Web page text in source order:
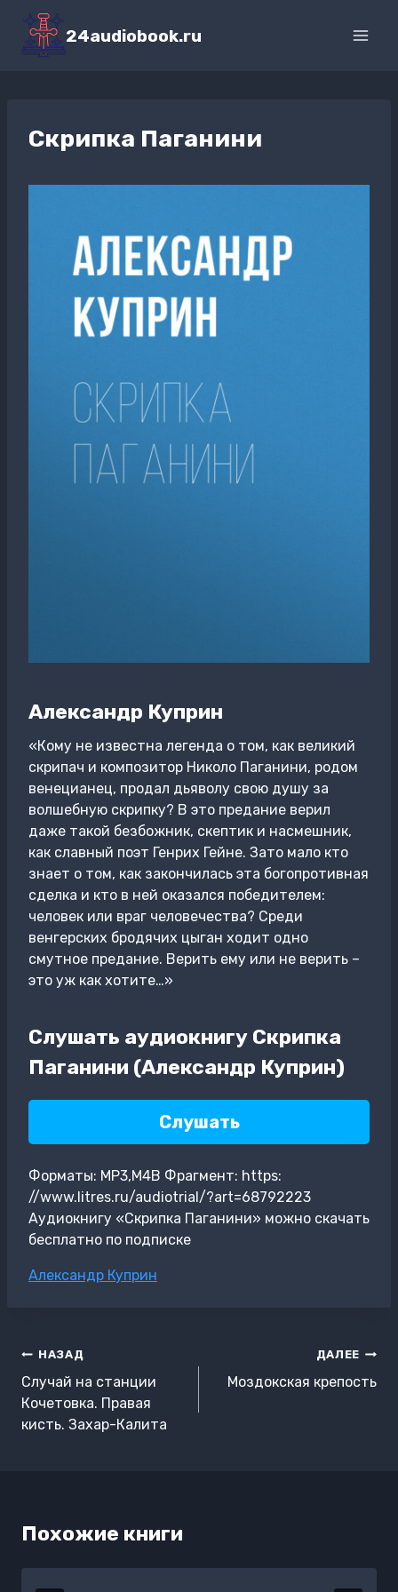
Перейти
содержимому
24audiobook.ru
Скрипка Паганини
Александр Куприн
«Кому не известна легенда о том, как великий
скрипач и композитор Николо Паганини, родом
венецианец, продал дьяволу свою душу за
волшебную скрипку? В это предание верил
даже такой безбожник, скептик и насмешник,
как славный поэт Генрих Гейне. Зато мало кто
знает о том, как закончилась эта богопротивная
сделка и кто в ней оказался победителем:
человек или враг человечества? Среди
венгерских бродячих цыган ходит одно
смутное предание. Верить ему или не верить –
это уж как хотите…»
Слушать аудиокнигу Скрипка
Паганини (Александр Куприн)
Слушать
Форматы: MP3,M4B Фрагмент: https:
//www.litres.ru/audiotrial/?art=68792223
Аудиокнигу «Скрипка Паганини» можно скачать
бесплатно по подписке
Метки
Александр Куприн
Навигация
по
записям
НАЗАД
Случай на станции
Кочетовка. Правая
кисть. Захар-Калита
ДАЛЕЕ
Моздокская крепость
Похожие книги